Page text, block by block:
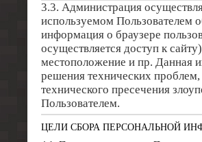
3.3. Администрация
используемом Пользователем
информация о браузере
осуществляется доступ к
местоположение и пр. Данная
решения технических проблем,
технического пресечения
Пользователем.
ЦЕЛИ СБОРА ПЕРСОНАЛЬНОЙ